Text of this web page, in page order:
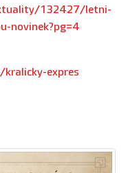
132427/letni-
novinek?pg=4
expres